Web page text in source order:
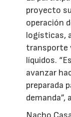
proyecto
operación
logísticas,
transporte
líquidos.
avanzar
preparada
demanda”,